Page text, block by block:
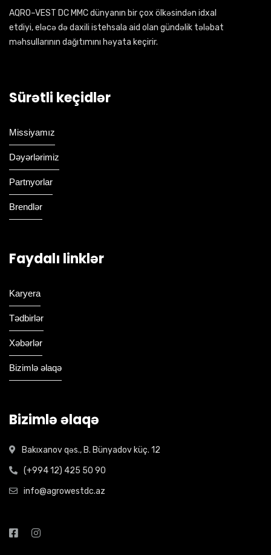
AQRO–VEST DC MMC dünyanın bir çox ölkəsindən idxal
etdiyi, eləcə də daxili istehsala aid olan gündəlik tələbat
məhsullarının dağıtımını həyata keçirir.
Sürətli keçidlər
Missiyamız
Dəyərlərimiz
Partnyorlar
Brendlər
Faydalı linklər
Karyera
Tədbirlər
Xəbərlər
Bizimlə əlaqə
Bizimlə əlaqə
Bakıxanov qəs., B. Bünyadov küç. 12
(+994 12) 425 50 90
info@agrowestdc.az